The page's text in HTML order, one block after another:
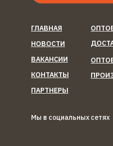
Мы в социальных сетях
ГЛАВНАЯ
НОВОСТИ
ВАКАНСИИ
КОНТАКТЫ
ПАРТНЕРЫ